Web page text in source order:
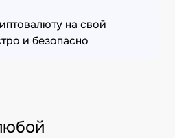
на свой
и безопасно